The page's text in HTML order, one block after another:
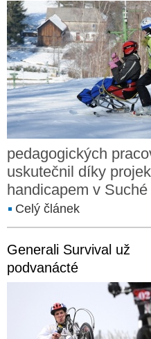
pedagogických
uskutečnil díky
handicapem v
Celý článek
Generali Survival už
podvanácté